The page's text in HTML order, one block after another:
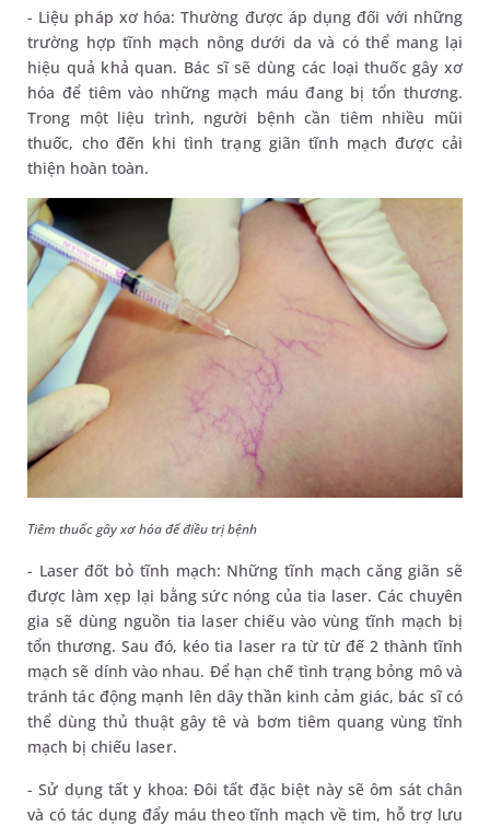
- Liệu pháp xơ hóa: Thường được áp dụng đối với những
trường hợp tĩnh mạch nông dưới da và có thể mang lại
hiệu quả khả quan. Bác sĩ sẽ dùng các loại thuốc gây xơ
hóa để tiêm vào những mạch máu đang bị tổn thương.
Trong một liệu trình, người bệnh cần tiêm nhiều mũi
thuốc, cho đến khi tình trạng giãn tĩnh mạch được cải
thiện hoàn toàn.
Tiêm thuốc gây xơ hóa để điều trị bệnh
- Laser đốt bỏ tĩnh mạch: Những tĩnh mạch căng giãn sẽ
được làm xẹp lại bằng sức nóng của tia laser. Các chuyên
gia sẽ dùng nguồn tia laser chiếu vào vùng tĩnh mạch bị
tổn thương. Sau đó, kéo tia laser ra từ từ đế 2 thành tĩnh
mạch sẽ dính vào nhau. Để hạn chế tình trạng bỏng mô và
tránh tác động mạnh lên dây thần kinh cảm giác, bác sĩ có
thể dùng thủ thuật gây tê và bơm tiêm quang vùng tĩnh
mạch bị chiếu laser.
- Sử dụng tất y khoa: Đôi tất đặc biệt này sẽ ôm sát chân
và có tác dụng đẩy máu theo tĩnh mạch về tim, hỗ trợ lưu